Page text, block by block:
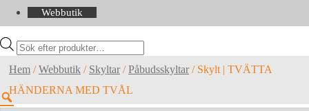
Webbutik
Products
Hem /Webbutik / Skyltar /Påbudsskyltar / Skylt | TVÄTTA
HÄNDERNA MED TVÅL